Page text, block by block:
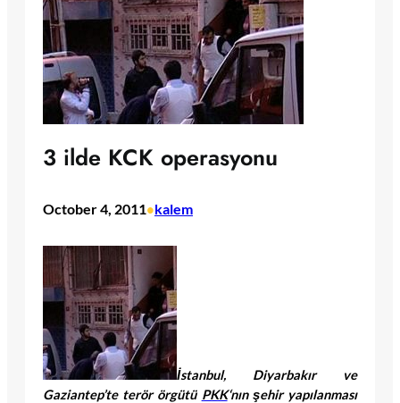
3 ilde KCK operasyonu
October 4, 2011•kalem
İstanbul, Diyarbakır ve
Gaziantep’te terör örgütü PKK‘nın şehir yapılanması